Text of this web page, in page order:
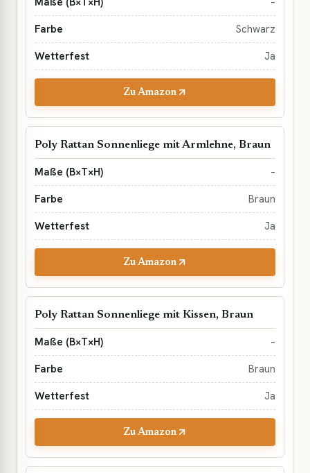
Schwarz
Ja
Zu Amazon
Poly Rattan Sonnenliege mit Armlehne, Braun
–
Braun
Ja
Zu Amazon
Poly Rattan Sonnenliege mit Kissen, Braun
–
Braun
Ja
Zu Amazon